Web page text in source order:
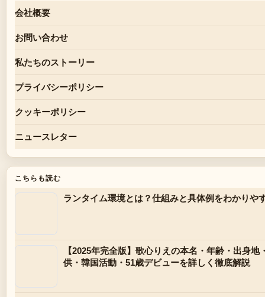
会社概要
お問い合わせ
私たちのストーリー
プライバシーポリシー
クッキーポリシー
ニュースレター
こちらも読む
ランタイム環境とは？仕組みと具体例をわかりや
【2025年完全版】歌心りえの本名・年齢・出身地
供・韓国活動・51歳デビューを詳しく徹底解説